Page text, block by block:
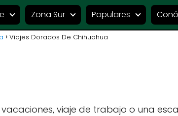
Zona Sur Populares
Viajes Dorados De Chihuahua
viaje de trabajo o una